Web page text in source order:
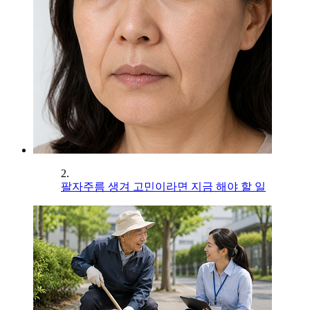
2.
팔자주름 생겨 고민이라면 지금 해야 할 일